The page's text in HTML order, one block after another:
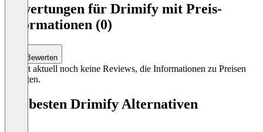
Bewertungen für Drimify mit Preis-
Informationen (0)
Bewerten
Es gibt aktuell noch keine Reviews, die Informationen zu Preisen
enthalten.
Die besten Drimify Alternativen